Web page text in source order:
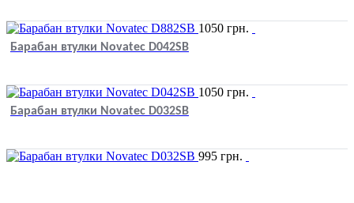
1050 грн.
Барабан втулки Novatec D042SB
1050 грн.
Барабан втулки Novatec D032SB
995 грн.